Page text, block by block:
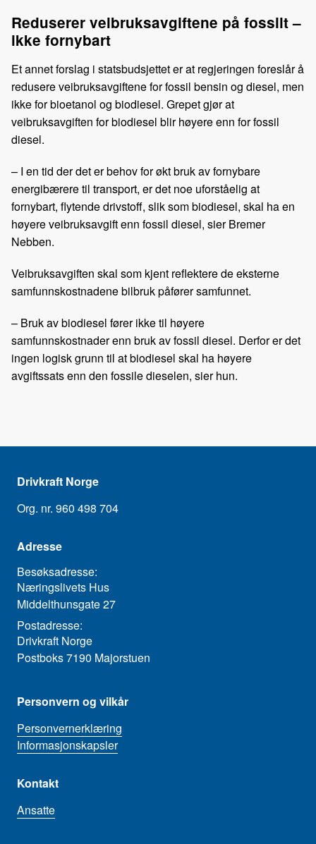
Reduserer veibruksavgiftene på fossilt –
ikke fornybart
Et annet forslag i statsbudsjettet er at regjeringen foreslår å
redusere veibruksavgiftene for fossil bensin og diesel, men
ikke for bioetanol og biodiesel. Grepet gjør at
veibruksavgiften for biodiesel blir høyere enn for fossil
diesel.
– I en tid der det er behov for økt bruk av fornybare
energibærere til transport, er det noe uforståelig at
fornybart, flytende drivstoff, slik som biodiesel, skal ha en
høyere veibruksavgift enn fossil diesel, sier Bremer
Nebben.
Veibruksavgiften skal som kjent reflektere de eksterne
samfunnskostnadene bilbruk påfører samfunnet.
– Bruk av biodiesel fører ikke til høyere
samfunnskostnader enn bruk av fossil diesel. Derfor er det
ingen logisk grunn til at biodiesel skal ha høyere
avgiftssats enn den fossile dieselen, sier hun.
Drivkraft Norge
Org. nr. 960 498 704
Adresse
Besøksadresse:
Næringslivets Hus
Middelthunsgate 27
Postadresse:
Drivkraft Norge
Postboks 7190 Majorstuen
Personvern og vilkår
Personvernerklæring
Informasjonskapsler
Kontakt
Ansatte